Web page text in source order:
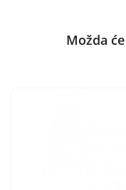
Možda